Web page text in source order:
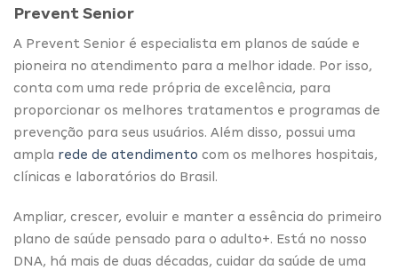
Prevent Senior
A Prevent Senior é especialista em planos de saúde e
pioneira no atendimento para a melhor idade. Por isso,
conta com uma rede própria de excelência, para
proporcionar os melhores tratamentos e programas de
prevenção para seus usuários. Além disso, possui uma
ampla rede de atendimento com os melhores hospitais,
clínicas e laboratórios do Brasil.
Ampliar, crescer, evoluir e manter a essência do primeiro
plano de saúde pensado para o adulto+. Está no nosso
DNA, há mais de duas décadas, cuidar da saúde de uma